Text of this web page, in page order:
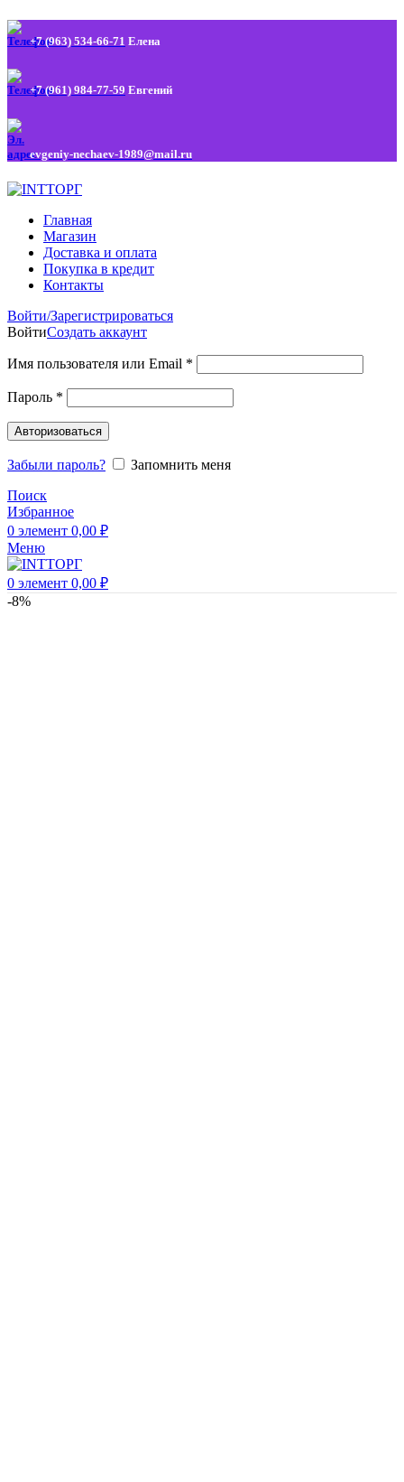
+7 (963) 534-66-71 Елена
+7 (961) 984-77-59 Евгений
evgeniy-nechaev-1989@mail.ru
Главная
Магазин
Доставка и оплата
Покупка в кредит
Контакты
Войти/Зарегистрироваться
ВойтиСоздать аккаунт
Имя пользователя или Email *
Пароль *
Авторизоваться
Забыли пароль?
Запомнить меня
Поиск
Избранное
0 элемент 0,00 ₽
Меню
0 элемент 0,00 ₽
-8%